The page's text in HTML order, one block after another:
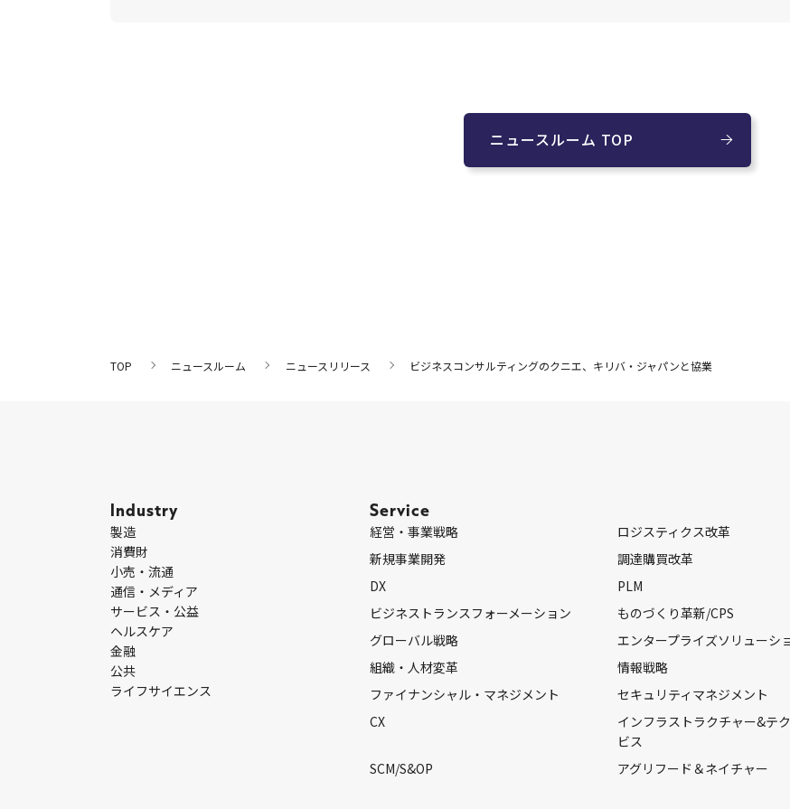
ニュースルーム TOP
TOP ニュースルーム ニュースリリース ビジネスコンサルティングのクニエ、キリバ・ジャパンと協業
Industry
製造
消費財
小売・流通
通信・メディア
サービス・公益
ヘルスケア
金融
公共
ライフサイエンス
Service
経営・事業戦略
新規事業開発
DX
ビジネストランスフォーメーション
グローバル戦略
組織・人材変革
ファイナンシャル・マネジメント
CX
SCM/S&OP
ロジスティクス改革
調達購買改革
PLM
ものづくり革新/CPS
エンタープライズソリューシ
情報戦略
セキュリティマネジメント
インフラストラクチャー&テ
ビス
アグリフード＆ネイチャー